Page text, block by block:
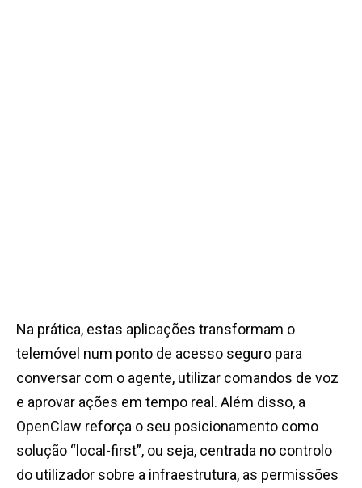
Na prática, estas aplicações transformam o
telemóvel num ponto de acesso seguro para
conversar com o agente, utilizar comandos de voz
e aprovar ações em tempo real. Além disso, a
OpenClaw reforça o seu posicionamento como
solução “local-first”, ou seja, centrada no controlo
do utilizador sobre a infraestrutura, as permissões